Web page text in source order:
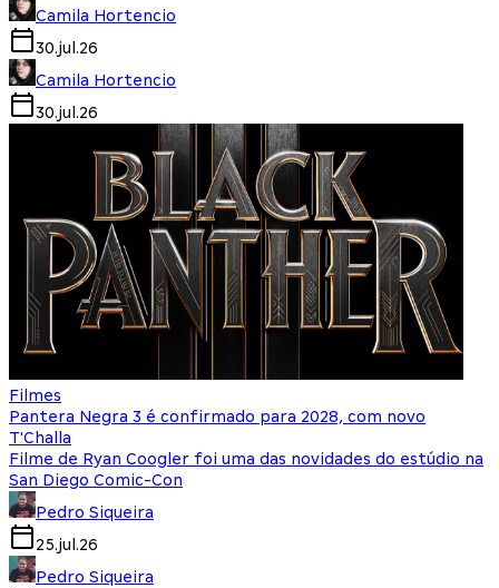
Camila Hortencio
30.jul.26
Camila Hortencio
30.jul.26
Filmes
Pantera Negra 3 é confirmado para 2028, com novo
T'Challa
Filme de Ryan Coogler foi uma das novidades do estúdio na
San Diego Comic-Con
Pedro Siqueira
25.jul.26
Pedro Siqueira